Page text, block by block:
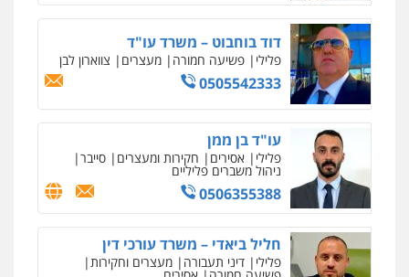
עו"ד שאדי כבהא
0525556970
משרד עורכי דין חן ברוך
פלילי דיני תעבורה
0505078733
עו"ד קארין לגטיוי
פלילי פשיעה חמורה מעצרים וחקירות
0507446995
דוד בוחבוט – משרד עו"ד
פלילי פשיעה חמורה מעצרים צווארון לבן
0505542333
עו"ד בן ממן
פלילי אסירים חקירות ומעצרים סייבר
ניהול משברים פליליים
0506355388
חליל ביאדי – משרד עורכי דין
פלילי דיני תעבורה מעצרים וחקירות
מאיה בלום, עו"ס, טיפול ושיקום
טיפול בהתמכרויות שירותים מקצועיים
לעורכי דין
0504062539
עו"ד ד"ר אבי שקד
עבירות כלכליות
עבירות פליליות
0544385337
איתי חקירות – שירותים לעורכי דין
חקירות פרטיות חקירות כלכליות
אישות
איתורים